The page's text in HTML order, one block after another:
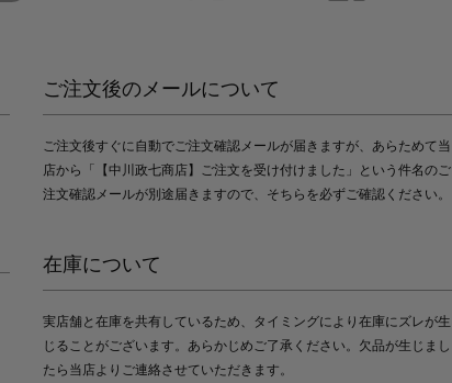
ご注文後のメールについて
ご注文後すぐに自動でご注文確認メールが届きますが、あらためて当
店から「【中川政七商店】ご注文を受け付けました」という件名のご
注文確認メールが別途届きますので、そちらを必ずご確認ください。
在庫について
実店舗と在庫を共有しているため、タイミングにより在庫にズレが生
じることがございます。あらかじめご了承ください。欠品が生じまし
たら当店よりご連絡させていただきます。